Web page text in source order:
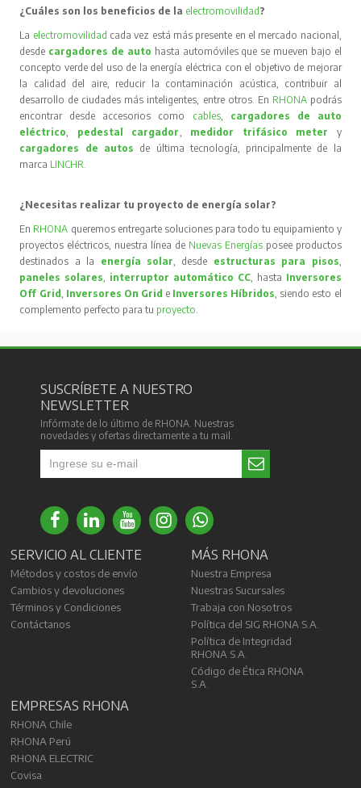
¿Cuáles son los beneficios de la electromovilidad ?
La electromovilidad cada vez está más presente en el mercado nacional,
desde cargadores de auto hasta automóviles que se mueven bajo el
concepto verde del uso de la energía eléctrica con el objetivo de mejorar
la calidad del aire, reducir la contaminación acústica, contribuir al
desarrollo de ciudades más inteligentes, entre otros. En RHONA podrás
encontrar desde accesorios como cables, cargadores de auto
eléctrico, pedestal cargador, medidor trifásico meter
y
cargadores de autos de última tecnología, principalmente de la
marca LINCHR.
¿Necesitas realizar tu proyecto de energía solar?
En RHONA queremos entregarte soluciones para todo tu equipamiento y
proyectos eléctricos, nuestra línea de Nuevas Energíasposee productos
destinados a la energía solar, desde estructuras para pisos,
paneles solares, interruptor automático CC, hasta Inversores
Off Grid, Inversores On Grid e Inversores Híbridos, siendo esto el
complemento perfecto para tu proyecto.
SUSCRÍBETE A NUESTRO
NEWSLETTER
Infórmate de lo último de RHONA. Nuestras
novedades y ofertas directamente a tu mail.
SERVICIO AL CLIENTE
Métodos y costos de envío
Cambios y devoluciones
Términos y Condiciones
Contáctanos
MÁS RHONA
Nuestra Empresa
Nuestras Sucursales
Trabaja con Nosotros
Política del SIG RHONA S.A.
Política de Integridad
RHONA S.A.
Código de Ética RHONA
S.A.
EMPRESAS RHONA
RHONA Chile
RHONA Perú
RHONA ELECTRIC
Covisa